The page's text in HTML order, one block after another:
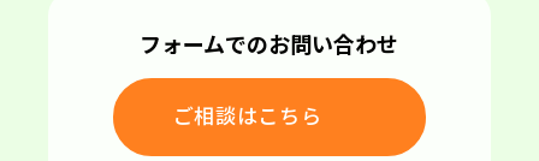
フォームでのお問い合わせ
ご相談はこちら
ご相談はこちら